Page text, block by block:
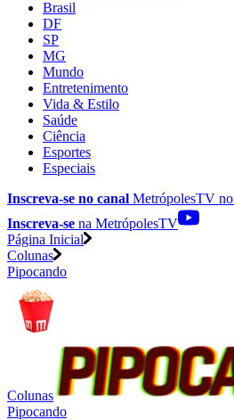
Brasil
DF
SP
MG
Mundo
Entretenimento
Vida & Estilo
Saúde
Ciência
Esportes
Especiais
Inscreva-se no canal MetrópolesTV no
Inscreva-se na MetrópolesTV
Página Inicial
Colunas
Pipocando
Colunas
Pipocando